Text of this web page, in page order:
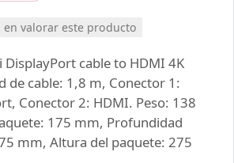
en valorar este producto
cable to HDMI 4K
de cable: 1,8 m, Conector 1:
Conector 2: HDMI. Peso: 138
175 mm, Profundidad
mm, Altura del paquete: 275